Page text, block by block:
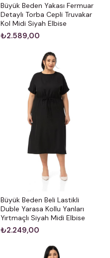
Büyük Beden Yakası Fermuar
Detaylı Torba Cepli Truvakar
Kol Midi Siyah Elbise
₺2.589,00
Büyük Beden Beli Lastikli
Duble Yarasa Kollu Yanları
Yırtmaçlı Siyah Midi Elbise
₺2.249,00